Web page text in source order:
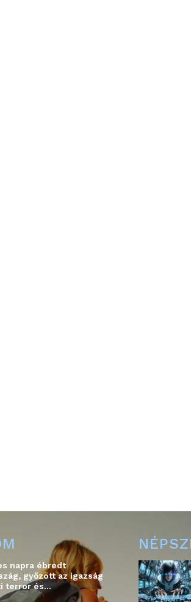
napra ébredt
győzött az igazság
terror és...